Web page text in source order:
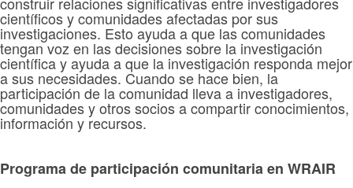
científicos y comunidades afectadas por sus
investigaciones. Esto ayuda a que las comunidades
tengan voz en las decisiones sobre la investigación
científica y ayuda a que la investigación responda mejor
a sus necesidades. Cuando se hace bien, la
participación de la comunidad lleva a investigadores,
comunidades y otros socios a compartir conocimientos,
información y recursos.
Programa de participación comunitaria en WRAIR